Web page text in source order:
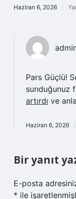
Haziran 6, 2026
Pars Güçlü!
sunduğunuz
artırdı ve
Haziran 6, 2026
Bir yanıt
E-posta
* ile